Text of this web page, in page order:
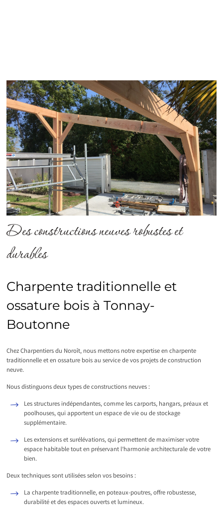
Des constructions neuves robustes et
durables
Charpente traditionnelle et
ossature bois à Tonnay-
Boutonne
Chez Charpentiers du Noroît, nous mettons notre expertise en charpente
traditionnelle et en ossature bois au service de vos projets de construction
neuve.
Nous distinguons deux types de constructions neuves :
Les structures indépendantes, comme les carports, hangars, préaux et
poolhouses, qui apportent un espace de vie ou de stockage
supplémentaire.
Les extensions et surélévations, qui permettent de maximiser votre
espace habitable tout en préservant l’harmonie architecturale de votre
bien.
Deux techniques sont utilisées selon vos besoins :
La charpente traditionnelle, en poteaux-poutres, offre robustesse,
durabilité et des espaces ouverts et lumineux.